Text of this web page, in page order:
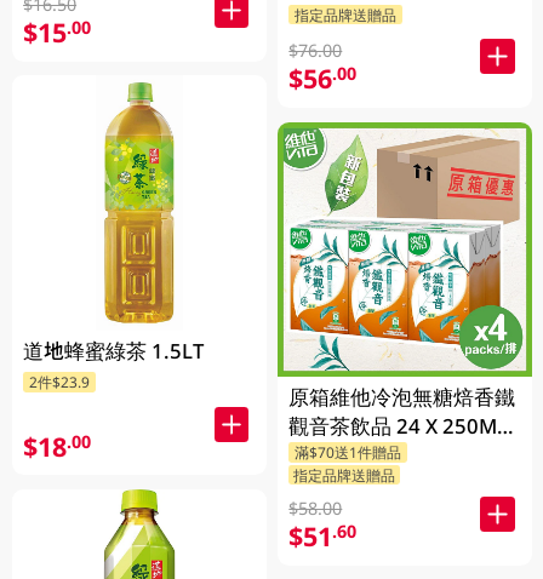
$15.00
道地蜂蜜綠茶 1.5LT
2件$23.9
$18.00
指定品牌送贈品
$76.00
$56.00
原箱維他冷泡無糖焙香鐵
觀音茶飲品 24 X 250ML
(新舊包裝隨機發貨)
滿$70送1件贈品
指定品牌送贈品
$58.00
$51.60